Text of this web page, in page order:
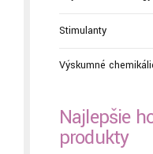
Stimulanty
Výskumné
Najlepšie
produkty